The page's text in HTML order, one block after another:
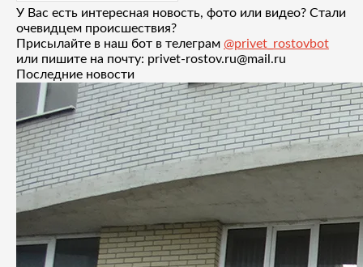
У Вас есть интересная новость, фото или видео? Стали
очевидцем происшествия?
Присылайте в наш бот в телеграм @privet_rostovbot
или пишите на почту: privet-rostov.ru@mail.ru
Последние новости